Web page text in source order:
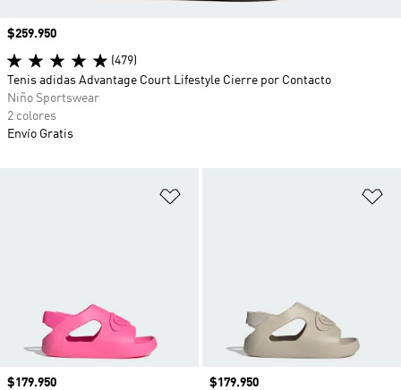
Precio
$179.950
Precio
$179.950
Precio
$259.950
(479)
Tenis adidas Advantage Court Lifestyle Cierre por Contacto
Niño Sportswear
2 colores
Envío Gratis